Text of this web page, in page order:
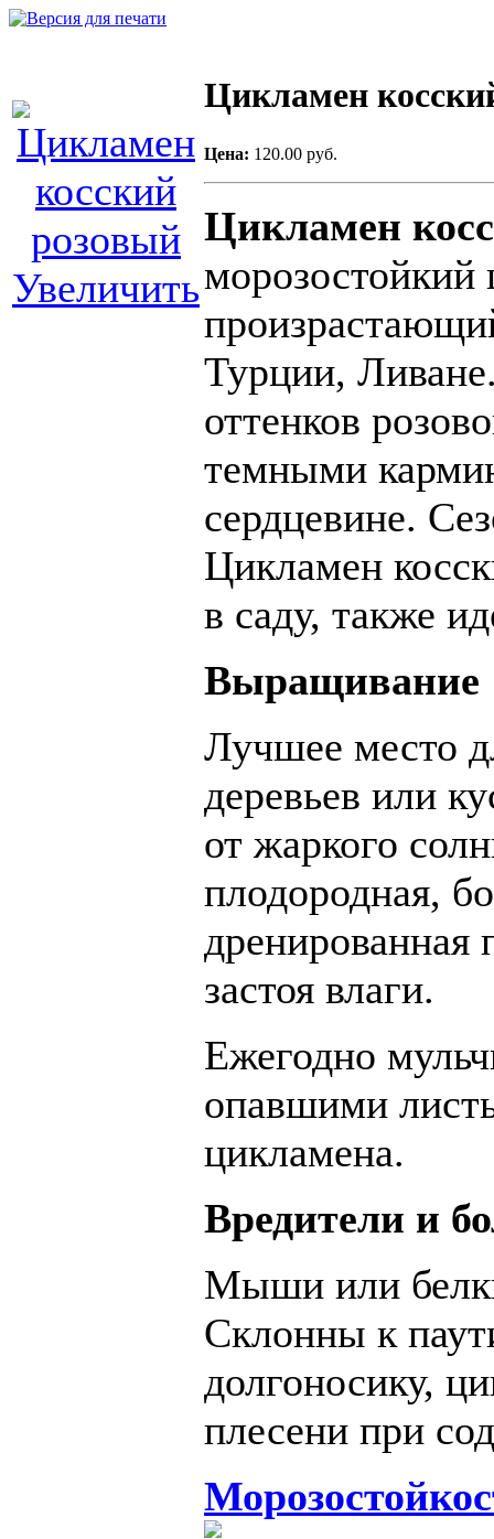
Увеличить
Цикламен
Цена: 120.00 руб.
Цикламен
морозостойкий
Турции,
оттенков
темными
сердцевине.
Цикламен
в саду, также
Выращивание
Лучшее место
деревьев или
от жаркого
плодородная,
дренированная
застоя влаги.
Ежегодно
опавшими
цикламена.
Вредители и
Мыши или
Склонны к
долгоносику,
плесени при